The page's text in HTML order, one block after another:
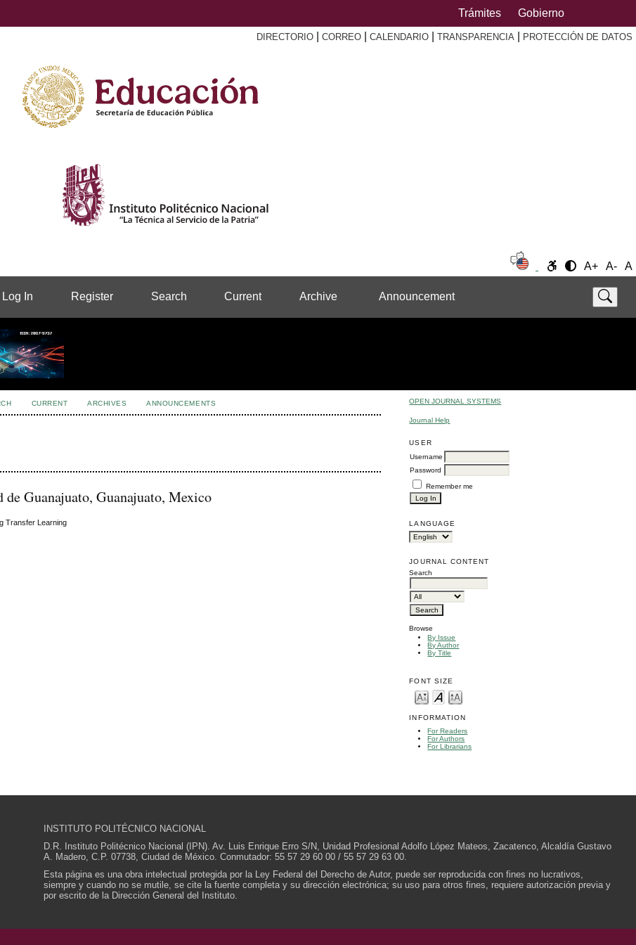
Trámites Gobierno
DIRECTORIO CORREO CALENDARIO TRANSPARENCIA PROTECCIÓN DE DATOS
A+ A- A
Log In Register Search Current Archive Announcement
OPEN JOURNAL SYSTEMS
Journal Help
USER
Username
Password
Remember me
LANGUAGE
JOURNAL CONTENT
Search
Browse
By Issue
By Author
By Title
FONT SIZE
INFORMATION
For Readers
For Authors
For Librarians
CURRENT ARCHIVES ANNOUNCEMENTS
Guanajuato, Guanajuato, Mexico
Transfer Learning
INSTITUTO POLITÉCNICO NACIONAL
D.R. Instituto Politécnico Nacional (IPN). Av. Luis Enrique Erro S/N, Unidad Profesional Adolfo López Mateos, Zacatenco, Alcaldía Gustavo
A. Madero, C.P. 07738, Ciudad de México. Conmutador: 55 57 29 60 00 / 55 57 29 63 00.
Esta página es una obra intelectual protegida por la Ley Federal del Derecho de Autor, puede ser reproducida con fines no lucrativos,
siempre y cuando no se mutile, se cite la fuente completa y su dirección electrónica; su uso para otros fines, requiere autorización previa y
por escrito de la Dirección General del Instituto.